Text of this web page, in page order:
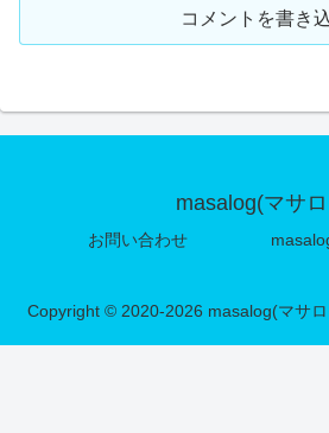
コメントを書き
masalog(マサ
お問い合わせ
Copyright © 2020-2026 masalog(マサロ